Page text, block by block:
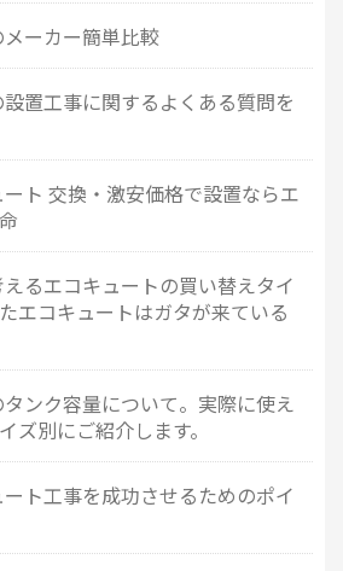
ーカー簡単比較
置工事に関するよくある質問を
ト 交換・激安価格で設置ならエ
るエコキュートの買い替えタイ
エコキュートはガタが来ている
ンク容量について。実際に使え
ズ別にご紹介します。
ト工事を成功させるためのポイ